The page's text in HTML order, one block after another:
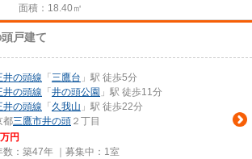
面積：18.40㎡
戸建て
井の頭線 「 三鷹台 」駅 徒歩5分
井の頭線 「 井の頭公園 」駅 徒歩11分
井の頭線 「 久我山 」駅 徒歩22分
都三鷹市井の頭 ２丁目
万円
数：築47年 ｜募集中： 1室